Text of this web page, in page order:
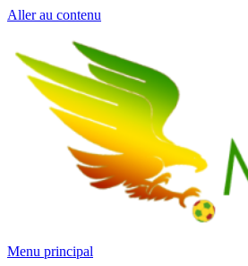
Aller au contenu
Menu principal